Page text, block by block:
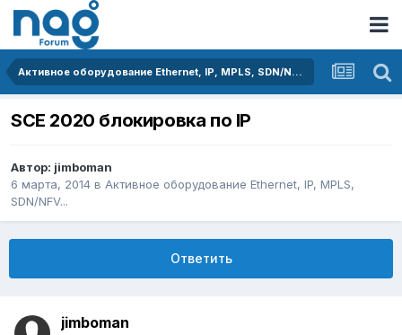
Активное оборудование Ethernet, IP, MPLS, SDN/NFV...
SCE 2020 блокировка по IP
Автор: jimboman
6 марта, 2014 в Активное оборудование Ethernet, IP, MPLS,
SDN/NFV...
Ответить
jimboman